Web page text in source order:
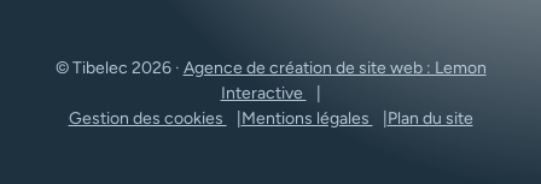
© Tibelec 2026 · Agence de création de site web : Lemon
Interactive
Gestion des cookies
Mentions légales Plan du site